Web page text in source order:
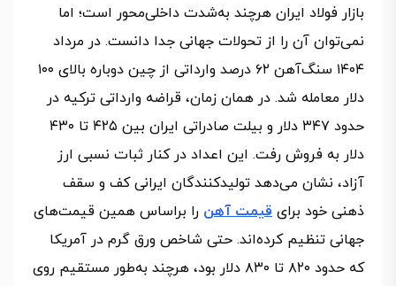
بازار فولاد ایران هرچند به‌شدت داخلی‌محور است؛ اما
نمی‌توان آن را از تحولات جهانی جدا دانست. در مرداد
۱۴۰۴ سنگ‌آهن ۶۲ درصد وارداتی از چین دوباره بالای ۱۰۰
دلار معامله شد. در همان زمان، قراضه وارداتی ترکیه در
حدود ۳۴۷ دلار و بیلت صادراتی ایران بین ۴۲۵ تا ۴۳۰
دلار به فروش رفت. این اعداد در کنار ثبات نسبی ارز
آزاد، نشان می‌دهد تولیدکنندگان ایرانی کف و سقف
ذهنی خود برای قیمت آهن را براساس همین قیمت‌های
جهانی تنظیم کرده‌اند. حتی شاخص ورق گرم در آمریکا
که حدود ۸۲۰ تا ۸۳۰ دلار بود، هرچند به‌طور مستقیم روی